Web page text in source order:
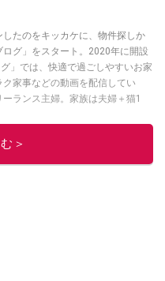
たのをキッカケに、物件探しか
グ」をスタート。2020年に開設
」では、快適で過ごしやすいお家
家事などの動画を配信してい
ランス主婦。家族は夫婦＋猫1
＞